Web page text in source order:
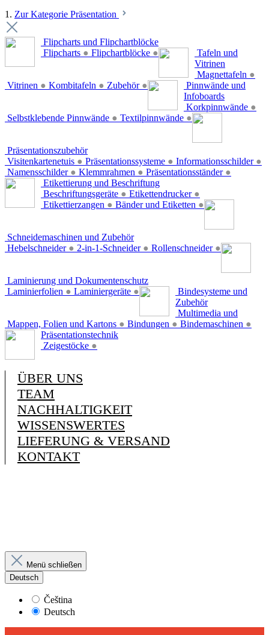
1. Zur Kategorie Präsentation
Flipcharts und Flipchartblöcke
Flipcharts ● Flipchartblöcke ●
Tafeln und
Vitrinen
Magnettafeln ●
Vitrinen ● Kombitafeln ● Zubehör ●
Pinnwände und
Infoboards
Korkpinnwände ●
Selbstklebende Pinnwände ● Textilpinnwände ●
Präsentationszubehör
Visitenkartenetuis ● Präsentationssysteme ● Informationsschilder ●
Namensschilder ● Klemmrahmen ● Präsentationsständer ●
Etikettierung und Beschriftung
Beschriftungsgeräte ● Etikettendrucker ●
Etikettierzangen ● Bänder und Etiketten ●
Schneidemaschinen und Zubehör
Hebelschneider ● 2-in-1-Schneider ● Rollenschneider ●
Laminierung und Dokumentenschutz
Laminierfolien ● Laminiergeräte ●
Bindesysteme und
Zubehör
Mappen, Folien und Kartons ● Bindungen ● Bindemaschinen ●
Multimedia und
Präsentationstechnik
Zeigestöcke ●
ÜBER UNS
TEAM
NACHHALTIGKEIT
WISSENSWERTES
LIEFERUNG & VERSAND
KONTAKT
Menü schließen
Deutsch
Čeština
Deutsch